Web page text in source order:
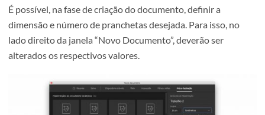
Conhecer correctamente os aspectos básicos das
é essencial a qualquer designer gráfico.
Como criar pranchetas num
documento novo no Illustrator?